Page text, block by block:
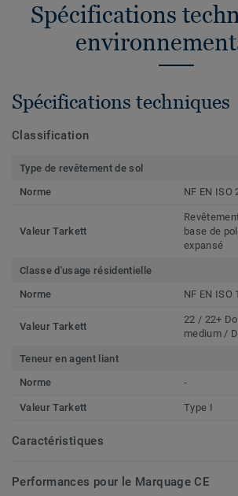
Spécifications
Spécifications techniques
Classification
Type de revêtement de sol
Norme
NF EN ISO
Valeur Tarkett
base de
expansé
Classe d'usage résidentielle
Norme
NF EN ISO
Valeur Tarkett
22 / 22+
medium /
Teneur en agent liant
Norme
-
Valeur Tarkett Type I
Caractéristiques
Performances pour le Marquage CE